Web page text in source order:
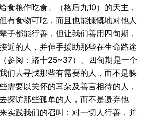
食粮作吃食」（格后九10）的天主，
有食物可吃，而且也能慷慨地对他人
子都能行善，但让我们善用四旬期，
近的人，并伸手援助那些在生命路途
参阅：路十25~37）。四旬期是一个
们去寻找那些有需要的人，而不是躲
需要以关怀的耳朵及善言相待的人，
探访那些孤单的人，而不是遗弃他
实践我们的召叫：对一切人行善，并